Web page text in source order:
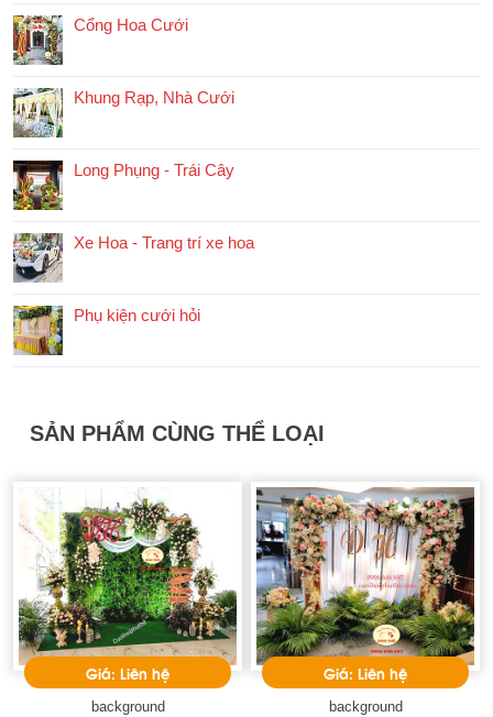
Cổng Hoa Cưới
Khung Rạp, Nhà Cưới
Long Phụng - Trái Cây
Xe Hoa - Trang trí xe hoa
Phụ kiện cưới hỏi
SẢN PHẨM CÙNG THỂ LOẠI
Giá: Liên hệ
background
Giá: Liên hệ
background